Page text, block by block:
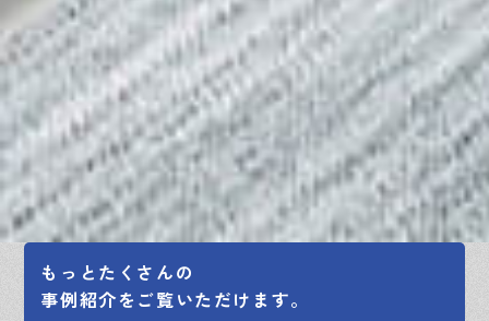
もっとたくさんの
事例紹介をご覧いただけます。